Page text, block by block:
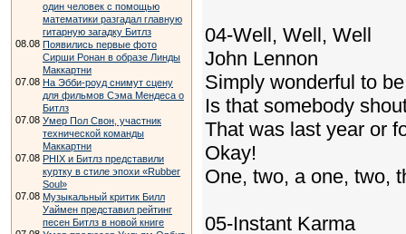
один человек с помощью
математики разгадал главную
гитарную загадку Битлз
08.08 Появились первые фото
Сирши Ронан в образе Линды
Маккартни
07.08 На Эбби-роуд снимут сцену
для фильмов Сэма Мендеса о
Битлз
07.08 Умер Пол Свон, участник
технической команды
Маккартни
07.08 PHIX и Битлз представили
куртку в стиле эпохи «Rubber
Soul»
07.08 Музыкальный критик Билл
Уаймен представил рейтинг
песен Битлз в новой книге
04-Well, Well, Well
John Lennon
Simply wonderful to
Is that somebody
That was last year or
Okay!
One, two, a one, two,
05-Instant Karma